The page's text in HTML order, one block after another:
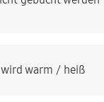
warm / heiß